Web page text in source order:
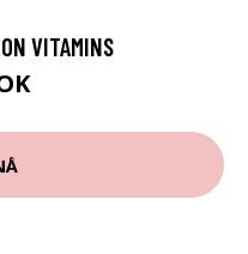
VITAMINS